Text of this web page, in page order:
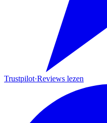
Trustpilot·Reviews lezen